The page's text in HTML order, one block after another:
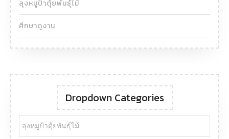
ลุงหมูป้าตุ้ยพันธุ์ไม้
ศึกษาดูงาน
Dropdown Categories